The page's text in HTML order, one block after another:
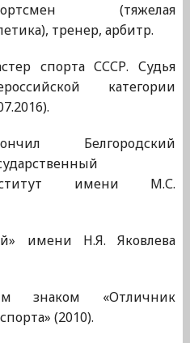
(тяжелая
тренер, арбитр.
спорта СССР. Судья
категории
Белгородский
имени М.С.
имени Н.Я. Яковлева
знаком «Отличник
(2010).